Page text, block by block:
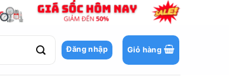
Đăng nhập Giỏ hàng